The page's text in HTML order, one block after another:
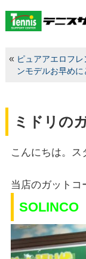
« ピュアアエロフ
ンモデルお早めに
ミドリの
こんにちは。ス
当店のガットコ
SOLINCO